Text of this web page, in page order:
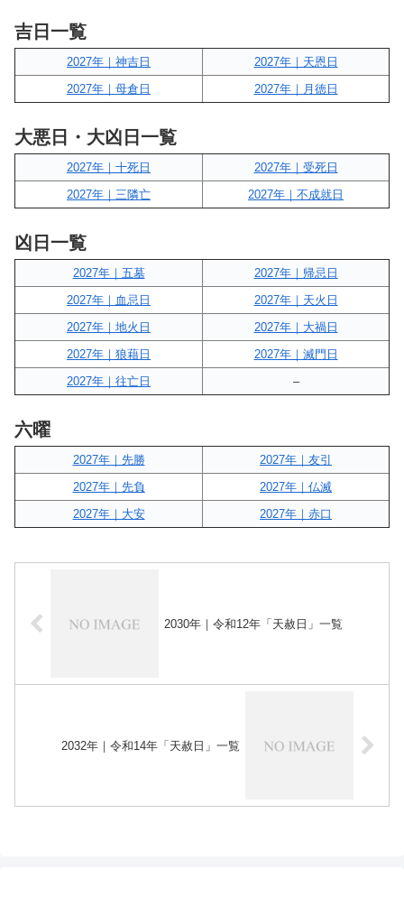
吉日一覧
2027年｜神吉日
2027年｜天恩日
2027年｜母倉日
2027年｜月徳日
大悪日・大凶日一覧
2027年｜十死日
2027年｜受死日
2027年｜三隣亡
2027年｜不成就日
凶日一覧
2027年｜五墓
2027年｜帰忌日
2027年｜血忌日
2027年｜天火日
2027年｜地火日
2027年｜大禍日
2027年｜狼藉日
2027年｜滅門日
2027年｜往亡日
–
六曜
2027年｜先勝
2027年｜友引
2027年｜先負
2027年｜仏滅
2027年｜大安
2027年｜赤口
2030年｜令和12年「天赦日」一覧
2032年｜令和14年「天赦日」一覧